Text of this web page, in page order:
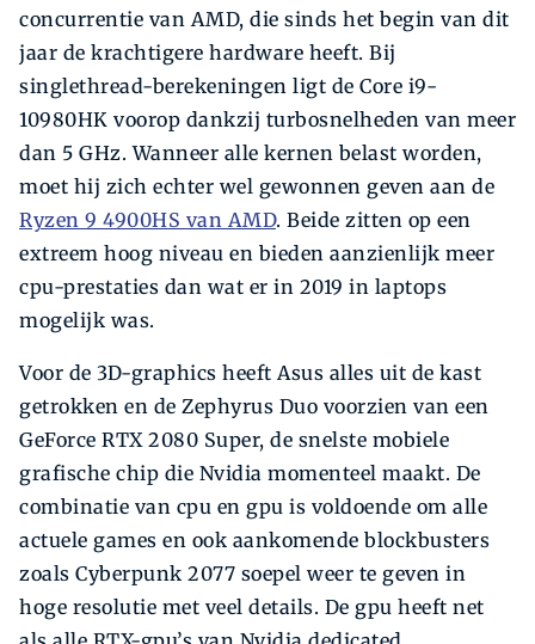
concurrentie van AMD, die sinds het begin van dit
jaar de krachtigere hardware heeft. Bij
singlethread-berekeningen ligt de Core i9-
10980HK voorop dankzij turbo­snelheden van meer
dan 5 GHz. Wanneer alle kernen belast worden,
moet hij zich echter wel gewonnen geven aan de
Ryzen 9 4900HS van AMD. Beide zitten op een
extreem hoog niveau en bieden aanzienlijk meer
cpu-prestaties dan wat er in 2019 in laptops
mogelijk was.
Voor de 3D-graphics heeft Asus alles uit de kast
getrokken en de Zephyrus Duo voorzien van een
GeForce RTX 2080 Super, de snelste mobiele
grafische chip die Nvidia momenteel maakt. De
combinatie van cpu en gpu is voldoende om alle
actuele games en ook aankomende blockbusters
zoals Cyber­punk 2077 soepel weer te geven in
hoge resolutie met veel details. De gpu heeft net